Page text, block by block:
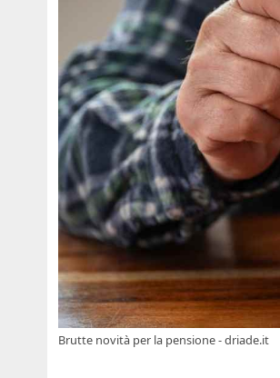
Brutte novità per la pensione - driade.it